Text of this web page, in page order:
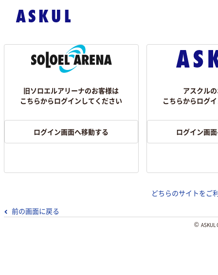
旧ソロエルアリーナのお客様は
こちらからログインしてください
ログイン画面へ移動する
アスクル
こちらからログ
ログイン画
どちらのサイトをご
前の画面に戻る
©